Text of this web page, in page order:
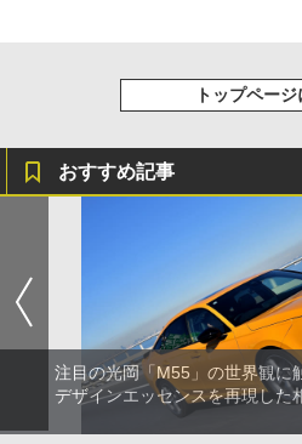
トップペー
おすすめ記事
注目の光岡「M55」の世界観に
デザインエッセンスを再現した